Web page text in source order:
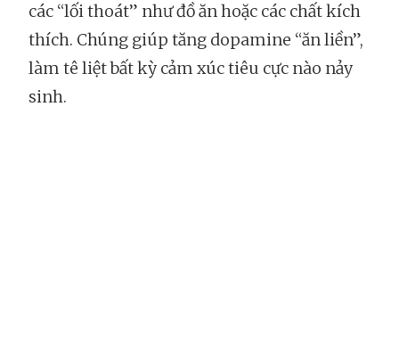
các “lối thoát” như đồ ăn hoặc các chất kích
thích. Chúng giúp tăng dopamine “ăn liền”,
làm tê liệt bất kỳ cảm xúc tiêu cực nào nảy
sinh.